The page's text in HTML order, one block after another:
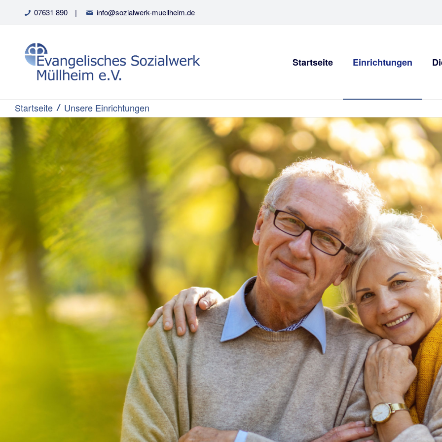
07631 890 | info@sozialwerk-muellheim.de
Startseite Einrichtungen
Startseite / Unsere Einrichtungen